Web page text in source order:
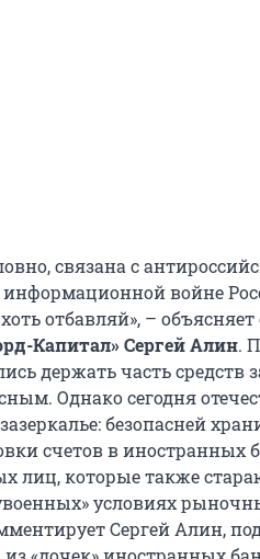
связана с
войне
отбавляй», –
Капитал» Сергей Алин.
держать часть средств
Однако сегодня
безопасней
счетов в иностранных
лиц, которые также
условиях
Сергей Алин,